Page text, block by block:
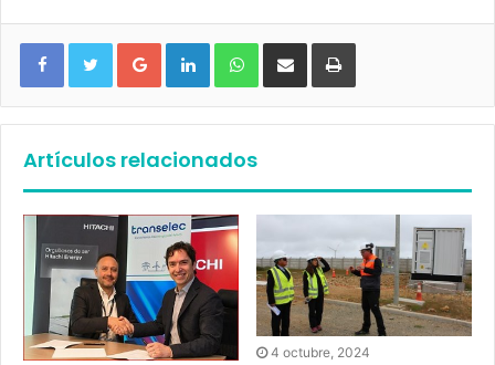
Google+ LinkedIn WhatsApp
Artículos relacionados
4 octubre, 2024